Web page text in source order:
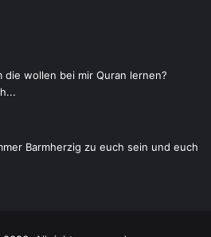
die wollen bei mir Quran lernen?
Barmherzig zu euch sein und euch